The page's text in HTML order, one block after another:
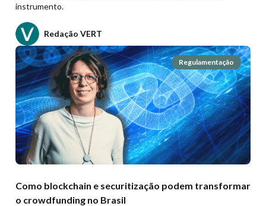
instrumento.
Redação VERT
Regulamentação
Como blockchain e securitização podem transformar
o crowdfunding no Brasil